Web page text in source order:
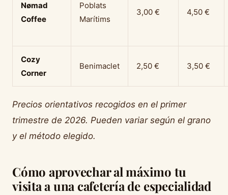
Nømad
Coffee
Poblats
Marítims
3,00 € 4,50 €
Cozy
Corner
Benimaclet 2,50 € 3,50 €
Precios orientativos recogidos en el primer
trimestre de 2026. Pueden variar según el grano
y el método elegido.
Cómo aprovechar al máximo tu
visita a una cafetería de especialidad